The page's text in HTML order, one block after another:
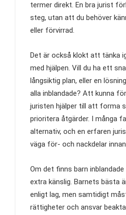
termer direkt. En bra jurist
steg, utan att du behöver
eller förvirrad.
Det är också klokt att tänka
med hjälpen. Vill du ha ett
långsiktig plan, eller en
alla inblandade? Att kunna
juristen hjälper till att forma
prioritera åtgärder. I många
alternativ, och en erfaren
väga för- och nackdelar
Om det finns barn
extra känslig. Barnets bästa
enligt lag, men samtidigt
rättigheter och ansvar